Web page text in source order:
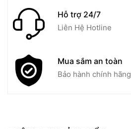
Hỗ trợ 24/7
Liên Hệ Hotline
Mua sắm an toàn
Bảo hành chính hãng